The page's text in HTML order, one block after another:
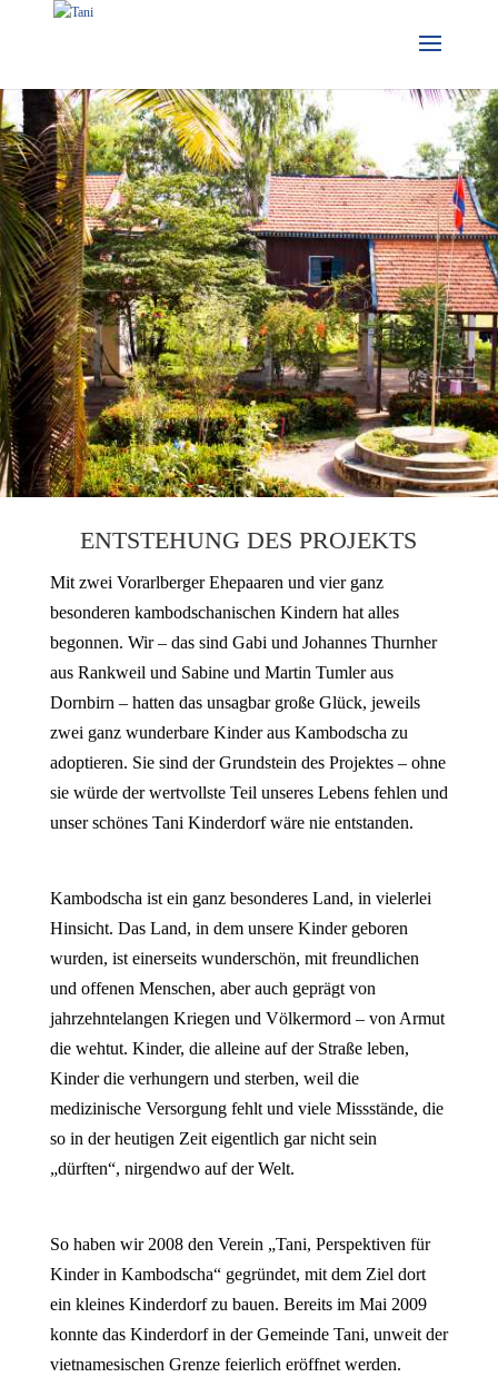
ENTSTEHUNG DES PROJEKTS
Mit zwei Vorarlberger Ehepaaren und vier ganz
besonderen kambodschanischen Kindern hat alles
begonnen. Wir – das sind Gabi und Johannes Thurnher
aus Rankweil und Sabine und Martin Tumler aus
Dornbirn – hatten das unsagbar große Glück, jeweils
zwei ganz wunderbare Kinder aus Kambodscha zu
adoptieren. Sie sind der Grundstein des Projektes – ohne
sie würde der wertvollste Teil unseres Lebens fehlen und
unser schönes Tani Kinderdorf wäre nie entstanden.
Kambodscha ist ein ganz besonderes Land, in vielerlei
Hinsicht. Das Land, in dem unsere Kinder geboren
wurden, ist einerseits wunderschön, mit freundlichen
und offenen Menschen, aber auch geprägt von
jahrzehntelangen Kriegen und Völkermord – von Armut
die wehtut. Kinder, die alleine auf der Straße leben,
Kinder die verhungern und sterben, weil die
medizinische Versorgung fehlt und viele Missstände, die
so in der heutigen Zeit eigentlich gar nicht sein
„dürften“, nirgendwo auf der Welt.
So haben wir 2008 den Verein „Tani, Perspektiven für
Kinder in Kambodscha“ gegründet, mit dem Ziel dort
ein kleines Kinderdorf zu bauen. Bereits im Mai 2009
konnte das Kinderdorf in der Gemeinde Tani, unweit der
vietnamesischen Grenze feierlich eröffnet werden.